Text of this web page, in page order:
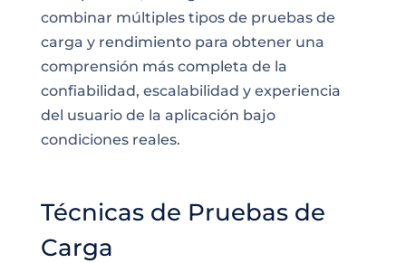
combinar múltiples tipos de pruebas de
carga y rendimiento para obtener una
comprensión más completa de la
confiabilidad, escalabilidad y experiencia
del usuario de la aplicación bajo
condiciones reales.
Técnicas de Pruebas de
Carga